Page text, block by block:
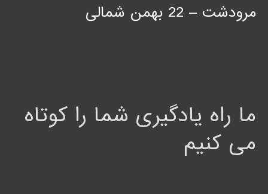
مرودشت – 22 بهمن شمالی
ما راه یادگیری شما را کوتاه
می کنیم